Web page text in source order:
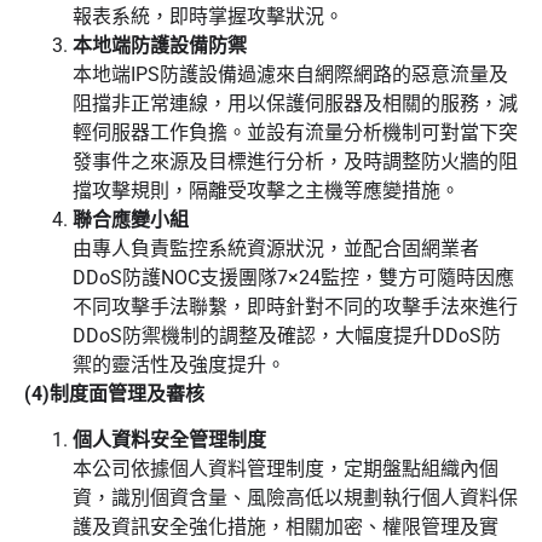
報表系統，即時掌握攻擊狀況。
本地端防護設備防禦
本地端IPS防護設備過濾來自網際網路的惡意流量及
阻擋非正常連線，用以保護伺服器及相關的服務，減
輕伺服器工作負擔。並設有流量分析機制可對當下突
發事件之來源及目標進行分析，及時調整防火牆的阻
擋攻擊規則，隔離受攻擊之主機等應變措施。
聯合應變小組
由專人負責監控系統資源狀況，並配合固網業者
DDoS防護NOC支援團隊7×24監控，雙方可隨時因應
不同攻擊手法聯繫，即時針對不同的攻擊手法來進行
DDoS防禦機制的調整及確認，大幅度提升DDoS防
禦的靈活性及強度提升。
(4)制度面管理及審核
個人資料安全管理制度
本公司依據個人資料管理制度，定期盤點組織內個
資，識別個資含量、風險高低以規劃執行個人資料保
護及資訊安全強化措施，相關加密、權限管理及實